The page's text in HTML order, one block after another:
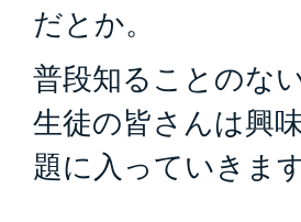
だとか。
普段知ることのな
生徒の皆さんは興
題に入っていきます